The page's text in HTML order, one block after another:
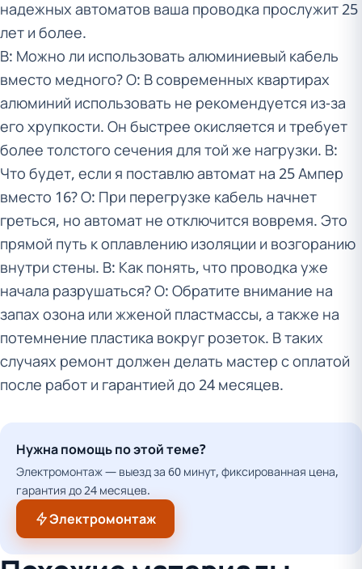
надежных автоматов ваша проводка прослужит 25
лет и более.
В: Можно ли использовать алюминиевый кабель
вместо медного? О: В современных квартирах
алюминий использовать не рекомендуется из-за
его хрупкости. Он быстрее окисляется и требует
более толстого сечения для той же нагрузки. В:
Что будет, если я поставлю автомат на 25 Ампер
вместо 16? О: При перегрузке кабель начнет
греться, но автомат не отключится вовремя. Это
прямой путь к оплавлению изоляции и возгоранию
внутри стены. В: Как понять, что проводка уже
начала разрушаться? О: Обратите внимание на
запах озона или жженой пластмассы, а также на
потемнение пластика вокруг розеток. В таких
случаях ремонт должен делать мастер с оплатой
после работ и гарантией до 24 месяцев.
Нужна помощь по этой теме?
Электромонтаж — выезд за 60 минут, фиксированная цена,
гарантия до 24 месяцев.
Электромонтаж